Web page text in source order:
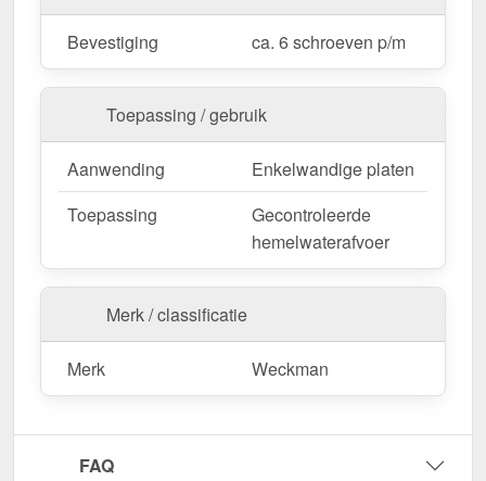
Op maat gemaakt & efficiënte montage
Uw kilgoten zijn verkrijgbaar invaste lengtesen
worden niet gezaagd. Delengte is 2,00 m
de afwerking optimaal kunt aanpassen aan uw
dakoppervlak.
Als er ter plaatse aanpassingen nodig zijn, kan de
metalen plaat gemakkelijk worden ingekort door
Bestel nu Kilgoot | 49 cm x 49 cm x 2,00 m
bestellen – Op maat gemaakt voor uw project &
Duurzaam, weerbestendig, op maat gemaakt - bestel
Bevestiging ca. 6 schroeven p/m
Toepassing / gebruik
Aanwending
Enkelwandige platen
Toepassing
Gecontroleerde
hemelwaterafvoer
Merk / classificatie
Merk Weckman
FAQ